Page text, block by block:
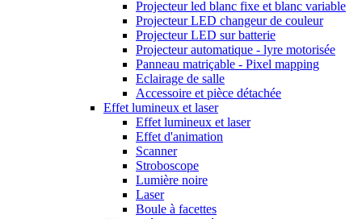
Projecteur led blanc fixe et blanc variable
Projecteur LED changeur de couleur
Projecteur LED sur batterie
Projecteur automatique - lyre motorisée
Panneau matriçable - Pixel mapping
Eclairage de salle
Accessoire et pièce détachée
Effet lumineux et laser
Effet lumineux et laser
Effet d'animation
Scanner
Stroboscope
Lumière noire
Laser
Boule à facettes